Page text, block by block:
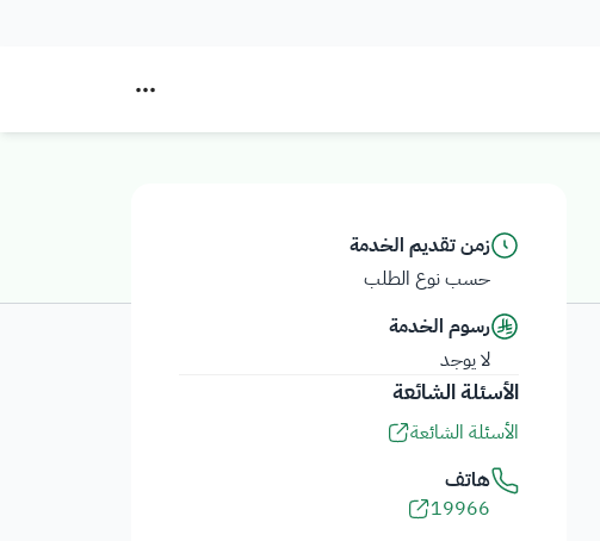
زمن تقديم الخدمة
حسب نوع الطلب
رسوم الخدمة
لا يوجد
الأسئلة الشائعة
الأسئلة الشائعة
هاتف
19966